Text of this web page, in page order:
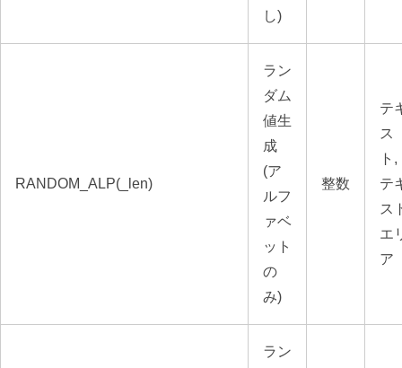
し)
RANDOM_ALP(_len)
ラン
ダム
値生
成
(ア
ルフ
ァベ
ット
の
み)
整数
テ
ス
ト,
テ
ス
エ
ア
ラン